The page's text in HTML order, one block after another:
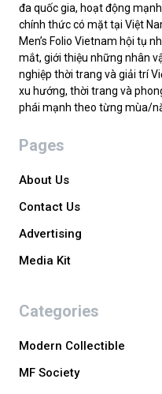
đa quốc gia, hoạt động
chính thức có mặt tại Việt
Men’s Folio Vietnam hội tụ
mắt, giới thiệu những nhân
nghiệp thời trang và giải trí
xu hướng, thời trang và
phái mạnh theo từng mùa/
Pages
About Us
Contact Us
Advertising
Media Kit
Categories
Modern Collectible
MF Society